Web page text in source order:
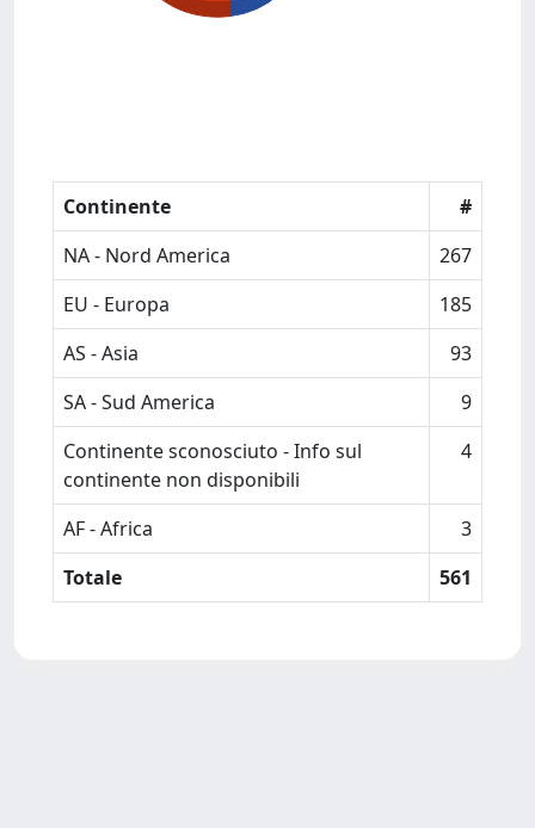
Continente
#
NA - Nord America
267
EU - Europa
185
AS - Asia
93
SA - Sud America
9
Continente sconosciuto - Info sul
continente non disponibili
4
AF - Africa
3
Totale
561